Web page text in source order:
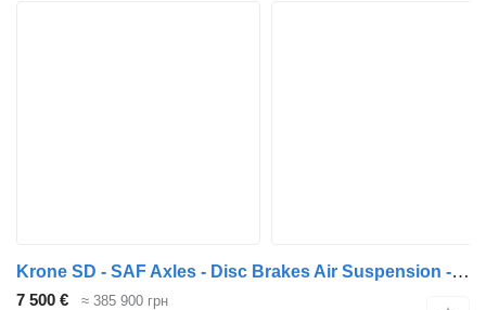
Krone SD - SAF Axles - Disc Brakes Air Suspension - Aluminium Side Pan
7 500 € ≈ 385 900 грн